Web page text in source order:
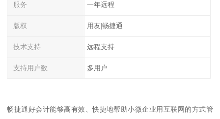
服务 一年远程
版权 用友|畅捷通
技术支持 远程支持
支持用户数 多用户
畅捷通好会计能够高有效、快捷地帮助小微企业用互联网的方式管